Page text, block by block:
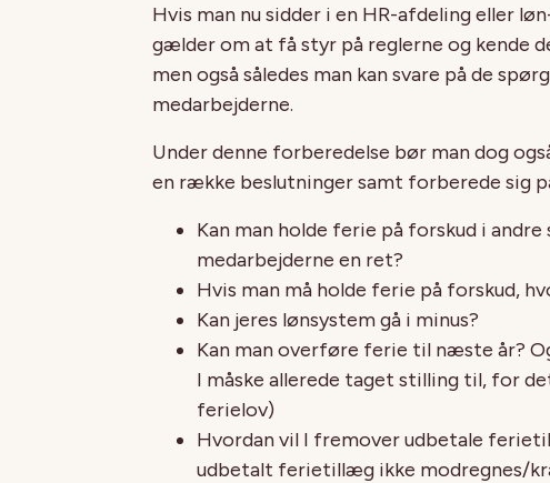
Hvis man nu sidder i en HR-afdeling eller
gælder om at få styr på reglerne og kende
men også således man kan svare på de
medarbejderne.
Under denne forberedelse bør man dog
en række beslutninger samt forberede sig
Kan man holde ferie på forskud i
medarbejderne en ret?
Hvis man må holde ferie på forskud,
Kan jeres lønsystem gå i minus?
Kan man overføre ferie til næste år?
I måske allerede taget stilling til, for
ferielov)
Hvordan vil I fremover udbetale
udbetalt ferietillæg ikke modregnes/